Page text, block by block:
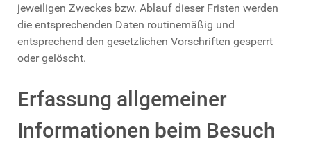
jeweiligen Zweckes bzw. Ablauf dieser Fristen werden
die entsprechenden Daten routinemäßig und
entsprechend den gesetzlichen Vorschriften gesperrt
oder gelöscht.
Erfassung allgemeiner
Informationen beim Besuch